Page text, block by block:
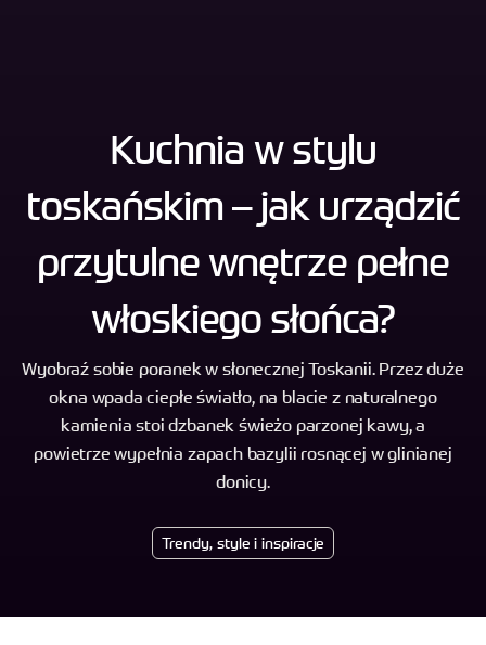
Kuchnia w stylu
toskańskim – jak urządzić
przytulne wnętrze pełne
włoskiego słońca?
Wyobraź sobie poranek w słonecznej Toskanii. Przez duże
okna wpada ciepłe światło, na blacie z naturalnego
kamienia stoi dzbanek świeżo parzonej kawy, a
powietrze wypełnia zapach bazylii rosnącej w glinianej
donicy.
Trendy, style i inspiracje